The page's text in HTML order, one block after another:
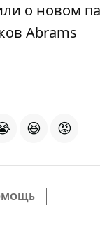
о новом
Abrams
😆 😡